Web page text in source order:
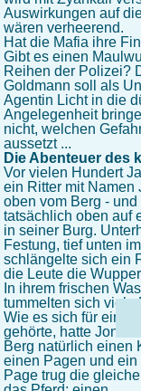
Auswirkungen auf
wären verheerend.
Hat die Mafia ihre
Gibt es einen
Reihen der Polizei?
Goldmann soll als
Agentin Licht in die
Angelegenheit
nicht, welchen
aussetzt ...
Die Abenteuer des
Vor vielen Hundert
ein Ritter mit Namen
oben vom Berg - und
tatsächlich oben auf
in seiner Burg.
Festung, tief unten
schlängelte sich ein
die Leute die
In ihrem frischen
tummelten sich viele
Wie es sich für einen
gehörte, hatte Jonas
Berg natürlich einen
einen Pagen und ein
Page trug die